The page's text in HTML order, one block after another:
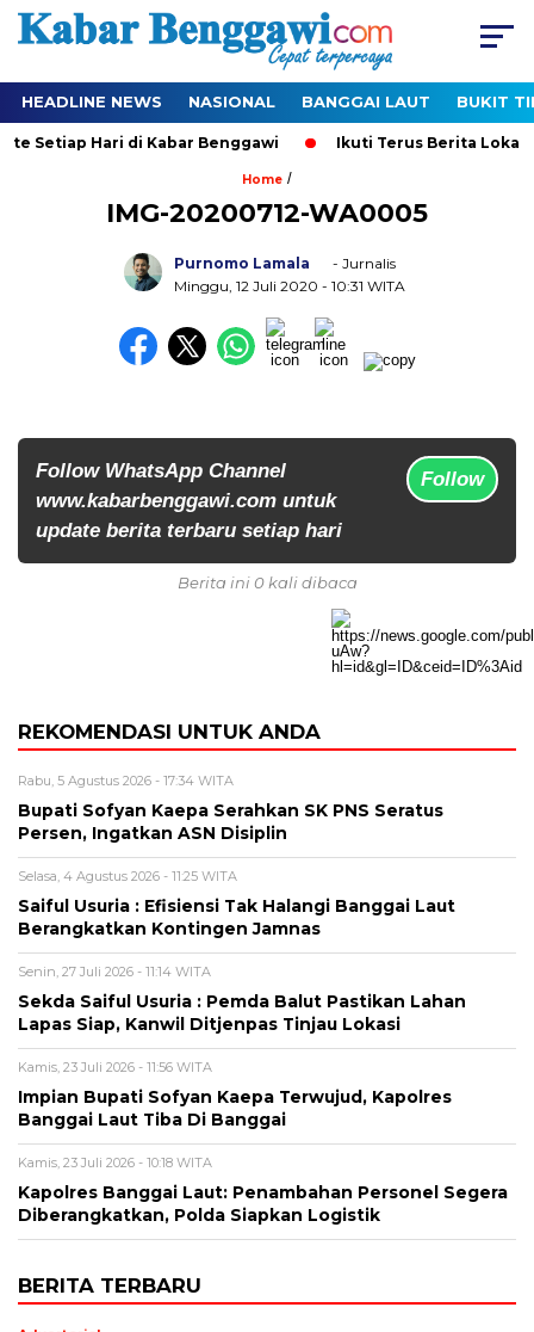
HEADLINE NEWS NASIONAL BANGGAI LAUT BUKIT
Setiap Hari di Kabar Benggawi Ikuti Terus Berita Lokal
Home /
IMG-20200712-WA0005
Purnomo Lamala
- Jurnalis
Minggu, 12 Juli 2020 - 10:31 WITA
Follow WhatsApp Channel
www.kabarbenggawi.com untuk
update berita terbaru setiap hari
Follow
Berita ini 0 kali dibaca
REKOMENDASI UNTUK ANDA
Rabu, 5 Agustus 2026 - 17:34 WITA
Bupati Sofyan Kaepa Serahkan SK PNS Seratus
Persen, Ingatkan ASN Disiplin
Selasa, 4 Agustus 2026 - 11:25 WITA
Saiful Usuria : Efisiensi Tak Halangi Banggai Laut
Berangkatkan Kontingen Jamnas
Senin, 27 Juli 2026 - 11:14 WITA
Sekda Saiful Usuria : Pemda Balut Pastikan Lahan
Lapas Siap, Kanwil Ditjenpas Tinjau Lokasi
Kamis, 23 Juli 2026 - 11:56 WITA
Impian Bupati Sofyan Kaepa Terwujud, Kapolres
Banggai Laut Tiba Di Banggai
Kamis, 23 Juli 2026 - 10:18 WITA
Kapolres Banggai Laut: Penambahan Personel Segera
Diberangkatkan, Polda Siapkan Logistik
BERITA TERBARU